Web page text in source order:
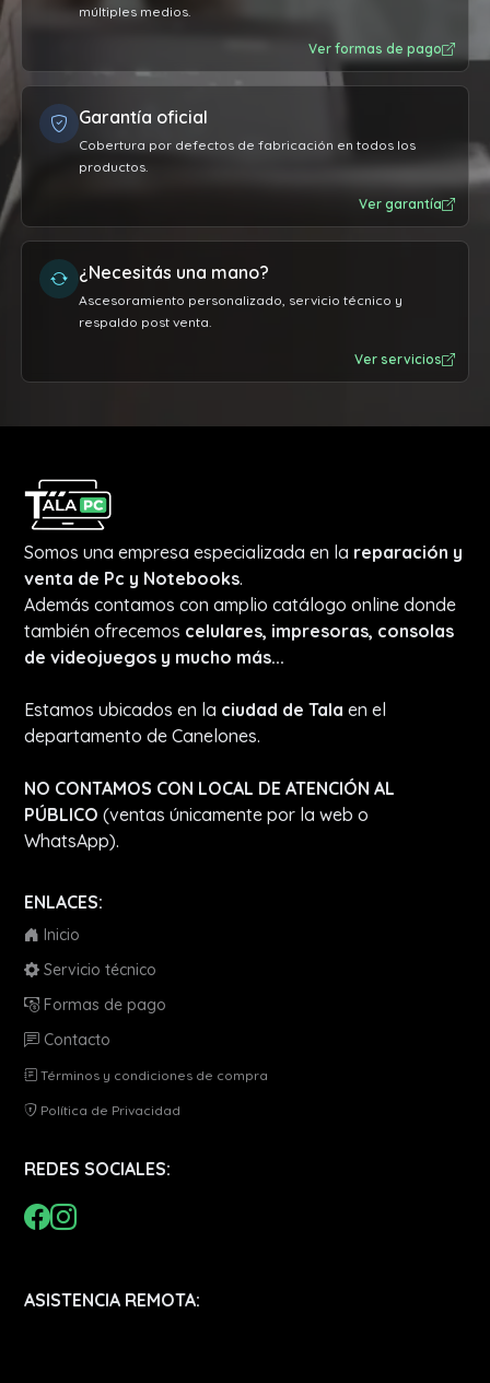
múltiples medios.
Ver formas de pago
Garantía oficial
Cobertura por defectos de fabricación en todos los
productos.
Ver garantía
¿Necesitás una mano?
Ascesoramiento personalizado, servicio técnico y
respaldo post venta.
Ver servicios
Somos una empresa especializada en la reparación y
venta de Pc y Notebooks.
Además contamos con amplio catálogo online donde
también ofrecemos celulares, impresoras, consolas
de videojuegos y mucho más...
Estamos ubicados en la ciudad de Tala en el
departamento de Canelones.
NO CONTAMOS CON LOCAL DE ATENCIÓN AL
PÚBLICO (ventas únicamente por la web o
WhatsApp).
ENLACES:
Inicio
Servicio técnico
Formas de pago
Contacto
Términos y condiciones de compra
Política de Privacidad
REDES SOCIALES:
ASISTENCIA REMOTA: